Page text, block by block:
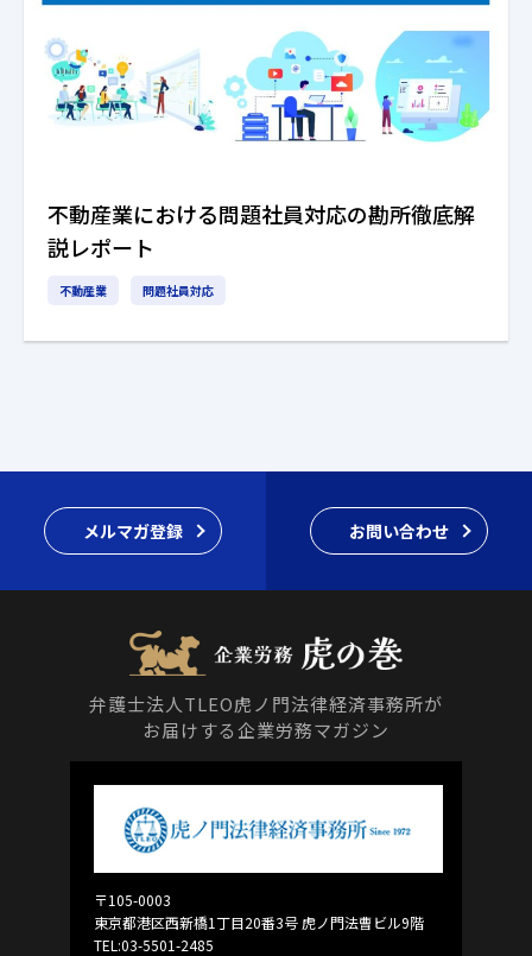
不動産業における問題社員対応の勘所徹底解
説レポート
不動産業 問題社員対応
メルマガ登録 お問い合わせ
弁護士法人TLEO虎ノ門法律経済事務所が
お届けする企業労務マガジン
〒105-0003
東京都港区西新橋1丁目20番3号 虎ノ門法曹ビル9階
TEL:03-5501-2485